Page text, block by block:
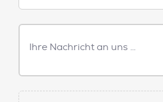
Freitext
Nachricht